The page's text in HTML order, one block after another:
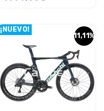
11,11%
¡NUEVO!